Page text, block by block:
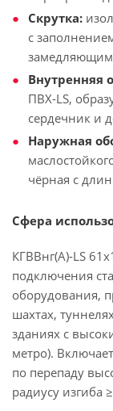
Скрутка:
с
Внутренняя
ПВХ-LS,
сердечник и
Наружная
чёрная с
Сфера
КГВВнг(А)-LS
подключения
оборудования,
шахтах,
зданиях с
метро).
по перепаду
радиусу изгиба